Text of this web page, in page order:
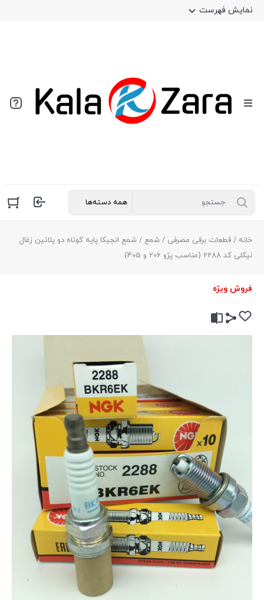
نمایش فهرست
خانه / قطعات برقی مصرفی / شمع / شمع انجیکا پایه کوتاه دو پلاتین زغال
نیکلی کد 2288 (مناسب پژو 206 و 405)
فروش ویژه